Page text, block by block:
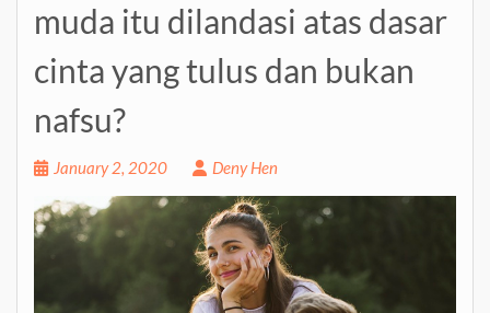
muda itu dilandasi atas dasar
cinta yang tulus dan bukan
nafsu?
January 2, 2020 Deny Hen